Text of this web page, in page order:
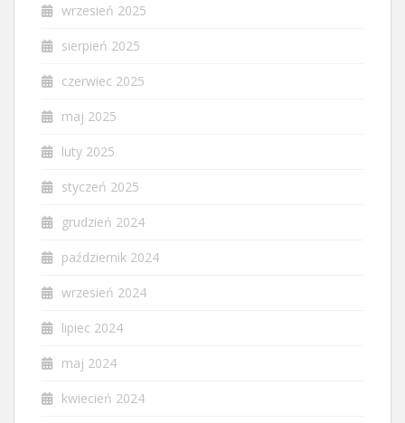
wrzesień 2025
sierpień 2025
czerwiec 2025
maj 2025
luty 2025
styczeń 2025
grudzień 2024
październik 2024
wrzesień 2024
lipiec 2024
maj 2024
kwiecień 2024